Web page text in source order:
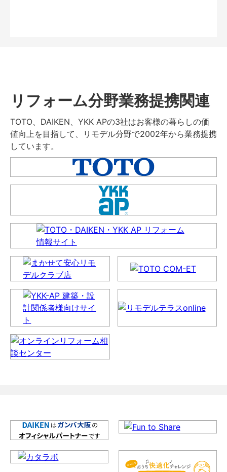
リフォーム分野業務提携関連
TOTO、DAIKEN、YKK APの3社はお客様の暮らしの価
値向上を目指して、リモデル分野で2002年から業務提携
しています。